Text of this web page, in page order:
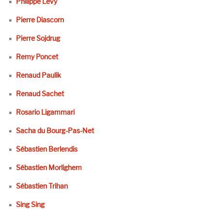
Pierre Diascorn
Pierre Sojdrug
Remy Poncet
Renaud Paulik
Renaud Sachet
Rosario Ligammari
Sacha du Bourg-Pas-Net
Sébastien Berlendis
Sébastien Morlighem
Sébastien Trihan
Sing Sing